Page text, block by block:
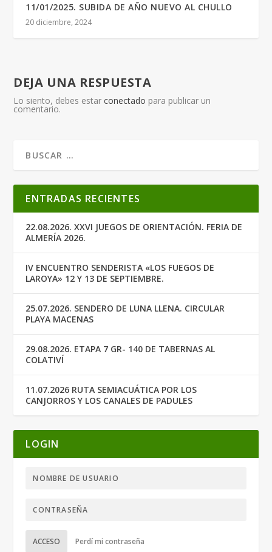
11/01/2025. SUBIDA DE AÑO NUEVO AL CHULLO
20 diciembre, 2024
DEJA UNA RESPUESTA
Lo siento, debes estarconectado para publicar un
comentario.
ENTRADAS RECIENTES
22.08.2026. XXVI JUEGOS DE ORIENTACIÓN. FERIA DE
ALMERÍA 2026.
IV ENCUENTRO SENDERISTA «LOS FUEGOS DE
LAROYA» 12 Y 13 DE SEPTIEMBRE.
25.07.2026. SENDERO DE LUNA LLENA. CIRCULAR
PLAYA MACENAS
29.08.2026. ETAPA 7 GR- 140 DE TABERNAS AL
COLATIVÍ
11.07.2026 RUTA SEMIACUÁTICA POR LOS
CANJORROS Y LOS CANALES DE PADULES
LOGIN
ACCESO Perdí mi contraseña